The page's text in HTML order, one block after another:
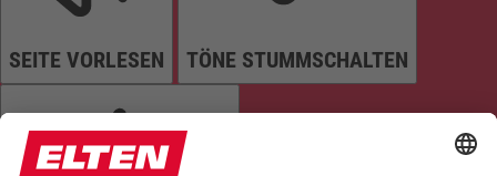
SEITE VORLESEN TÖNE STUMMSCHALTEN